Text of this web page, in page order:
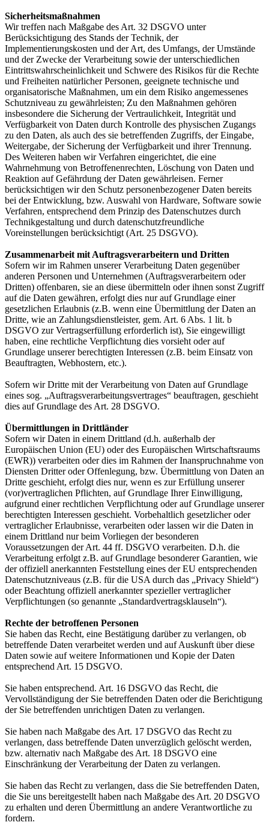
Sicherheitsmaßnahmen
Wir treffen nach Maßgabe des Art. 32 DSGVO unter
Berücksichtigung des Stands der Technik, der
Implementierungskosten und der Art, des Umfangs, der Umstände
und der Zwecke der Verarbeitung sowie der unterschiedlichen
Eintrittswahrscheinlichkeit und Schwere des Risikos für die Rechte
und Freiheiten natürlicher Personen, geeignete technische und
organisatorische Maßnahmen, um ein dem Risiko angemessenes
Schutzniveau zu gewährleisten; Zu den Maßnahmen gehören
insbesondere die Sicherung der Vertraulichkeit, Integrität und
Verfügbarkeit von Daten durch Kontrolle des physischen Zugangs
zu den Daten, als auch des sie betreffenden Zugriffs, der Eingabe,
Weitergabe, der Sicherung der Verfügbarkeit und ihrer Trennung.
Des Weiteren haben wir Verfahren eingerichtet, die eine
Wahrnehmung von Betroffenenrechten, Löschung von Daten und
Reaktion auf Gefährdung der Daten gewährleisen. Ferner
berücksichtigen wir den Schutz personenbezogener Daten bereits
bei der Entwicklung, bzw. Auswahl von Hardware, Software sowie
Verfahren, entsprechend dem Prinzip des Datenschutzes durch
Technikgestaltung und durch datenschutzfreundliche
Voreinstellungen berücksichtigt (Art. 25 DSGVO).
Zusammenarbeit mit Auftragsverarbeitern und Dritten
Sofern wir im Rahmen unserer Verarbeitung Daten gegenüber
anderen Personen und Unternehmen (Auftragsverarbeitern oder
Dritten) offenbaren, sie an diese übermitteln oder ihnen sonst Zugriff
auf die Daten gewähren, erfolgt dies nur auf Grundlage einer
gesetzlichen Erlaubnis (z.B. wenn eine Übermittlung der Daten an
Dritte, wie an Zahlungsdienstleister, gem. Art. 6 Abs. 1 lit. b
DSGVO zur Vertragserfüllung erforderlich ist), Sie eingewilligt
haben, eine rechtliche Verpflichtung dies vorsieht oder auf
Grundlage unserer berechtigten Interessen (z.B. beim Einsatz von
Beauftragten, Webhostern, etc.).
Sofern wir Dritte mit der Verarbeitung von Daten auf Grundlage
eines sog. „Auftragsverarbeitungsvertrages“ beauftragen, geschieht
dies auf Grundlage des Art. 28 DSGVO.
Übermittlungen in Drittländer
Sofern wir Daten in einem Drittland (d.h. außerhalb der
Europäischen Union (EU) oder des Europäischen Wirtschaftsraums
(EWR)) verarbeiten oder dies im Rahmen der Inanspruchnahme von
Diensten Dritter oder Offenlegung, bzw. Übermittlung von Daten an
Dritte geschieht, erfolgt dies nur, wenn es zur Erfüllung unserer
(vor)vertraglichen Pflichten, auf Grundlage Ihrer Einwilligung,
aufgrund einer rechtlichen Verpflichtung oder auf Grundlage unserer
berechtigten Interessen geschieht. Vorbehaltlich gesetzlicher oder
vertraglicher Erlaubnisse, verarbeiten oder lassen wir die Daten in
einem Drittland nur beim Vorliegen der besonderen
Voraussetzungen der Art. 44 ff. DSGVO verarbeiten. D.h. die
Verarbeitung erfolgt z.B. auf Grundlage besonderer Garantien, wie
der offiziell anerkannten Feststellung eines der EU entsprechenden
Datenschutzniveaus (z.B. für die USA durch das „Privacy Shield“)
oder Beachtung offiziell anerkannter spezieller vertraglicher
Verpflichtungen (so genannte „Standardvertragsklauseln“).
Rechte der betroffenen Personen
Sie haben das Recht, eine Bestätigung darüber zu verlangen, ob
betreffende Daten verarbeitet werden und auf Auskunft über diese
Daten sowie auf weitere Informationen und Kopie der Daten
entsprechend Art. 15 DSGVO.
Sie haben entsprechend. Art. 16 DSGVO das Recht, die
Vervollständigung der Sie betreffenden Daten oder die Berichtigung
der Sie betreffenden unrichtigen Daten zu verlangen.
Sie haben nach Maßgabe des Art. 17 DSGVO das Recht zu
verlangen, dass betreffende Daten unverzüglich gelöscht werden,
bzw. alternativ nach Maßgabe des Art. 18 DSGVO eine
Einschränkung der Verarbeitung der Daten zu verlangen.
Sie haben das Recht zu verlangen, dass die Sie betreffenden Daten,
die Sie uns bereitgestellt haben nach Maßgabe des Art. 20 DSGVO
zu erhalten und deren Übermittlung an andere Verantwortliche zu
fordern.